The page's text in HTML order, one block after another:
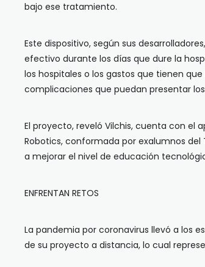
bajo ese tratamiento.
Este dispositivo, según sus
efectivo durante los días que dure la
los hospitales o los gastos que tienen
complicaciones que puedan presentar
El proyecto, reveló Vilchis, cuenta con el
Robotics, conformada por exalumnos
a mejorar el nivel de educación
ENFRENTAN RETOS
La pandemia por coronavirus llevó a los
de su proyecto a distancia, lo cual